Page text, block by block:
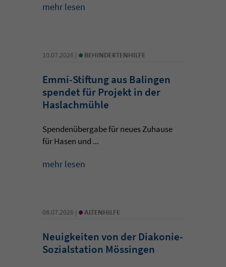
mehr lesen
10.07.2026 | • BEHINDERTENHILFE
Emmi-Stiftung aus Balingen
spendet für Projekt in der
Haslachmühle
Spendenübergabe für neues Zuhause
für Hasen und ...
mehr lesen
08.07.2026 | • ALTENHILFE
Neuigkeiten von der Diakonie-
Sozialstation Mössingen